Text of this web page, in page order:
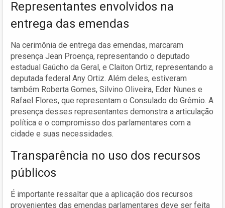
Representantes envolvidos na
entrega das emendas
Na cerimônia de entrega das emendas, marcaram
presença Jean Proença, representando o deputado
estadual Gaúcho da Geral, e Claiton Ortiz, representando a
deputada federal Any Ortiz. Além deles, estiveram
também Roberta Gomes, Silvino Oliveira, Eder Nunes e
Rafael Flores, que representam o Consulado do Grêmio. A
presença desses representantes demonstra a articulação
política e o compromisso dos parlamentares com a
cidade e suas necessidades.
Transparência no uso dos recursos
públicos
É importante ressaltar que a aplicação dos recursos
provenientes das emendas parlamentares deve ser feita